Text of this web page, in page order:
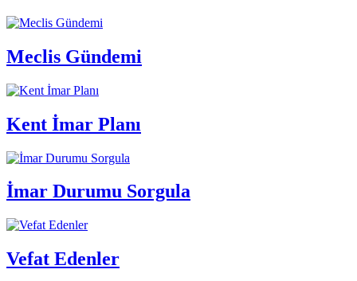
Meclis Gündemi
Kent İmar Planı
İmar Durumu Sorgula
Vefat Edenler